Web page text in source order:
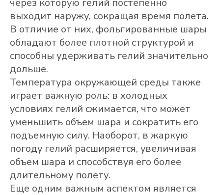
через которую гелий постепенно
выходит наружу, сокращая время полета.
В отличие от них, фольгированные шары
обладают более плотной структурой и
способны удерживать гелий значительно
дольше.
Температура окружающей среды также
играет важную роль: в холодных
условиях гелий сжимается, что может
уменьшить объем шара и сократить его
подъемную силу. Наоборот, в жаркую
погоду гелий расширяется, увеличивая
объем шара и способствуя его более
длительному полету.
Еще одним важным аспектом является